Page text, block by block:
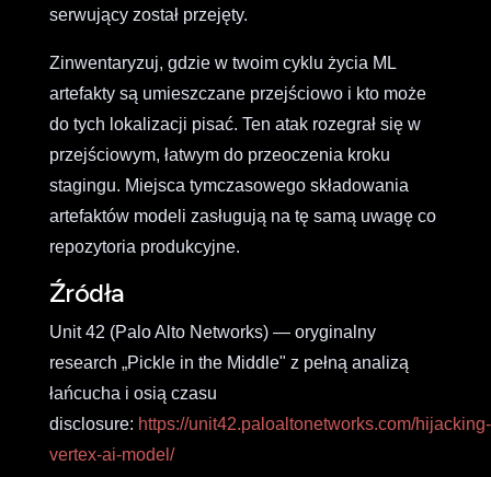
serwujący został przejęty.
Zinwentaryzuj, gdzie w twoim cyklu życia ML
artefakty są umieszczane przejściowo i kto może
do tych lokalizacji pisać. Ten atak rozegrał się w
przejściowym, łatwym do przeoczenia kroku
stagingu. Miejsca tymczasowego składowania
artefaktów modeli zasługują na tę samą uwagę co
repozytoria produkcyjne.
Źródła
Unit 42 (Palo Alto Networks) — oryginalny
research „Pickle in the Middle" z pełną analizą
łańcucha i osią czasu
disclosure: https://unit42.paloaltonetworks.com/hijacking-
vertex-ai-model/